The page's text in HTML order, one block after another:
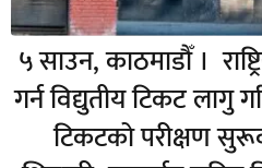
५ साउन, काठमाडौँ ।
गर्न विद्युतीय टिकट लागु
टिकटको परीक्षण